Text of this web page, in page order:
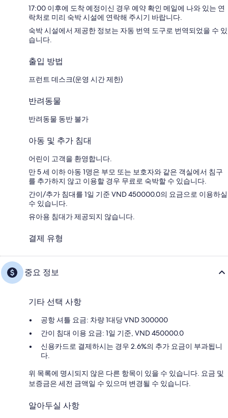
17:00 이후에 도착 예정이신 경우 예약 확인 메일에 나와 있는 연
락처로 미리 숙박 시설에 연락해 주시기 바랍니다.
숙박 시설에서 제공한 정보는 자동 번역 도구로 번역되었을 수 있
습니다.
출입 방법
프런트 데스크(운영 시간 제한)
반려동물
반려동물 동반 불가
아동 및 추가 침대
어린이 고객을 환영합니다.
만 5 세 이하 아동 1명은 부모 또는 보호자와 같은 객실에서 침구
를 추가하지 않고 이용할 경우 무료로 숙박할 수 있습니다.
간이/추가 침대를 1일 기준 VND 450000.0의 요금으로 이용하실
수 있습니다.
유아용 침대가 제공되지 않습니다.
결제 유형
중요 정보
기타 선택 사항
공항 셔틀 요금: 차량 1대당 VND 300000
간이 침대 이용 요금: 1일 기준, VND 450000.0
신용카드로 결제하시는 경우 2.6%의 추가 요금이 부과됩니
다.
위 목록에 명시되지 않은 다른 항목이 있을 수 있습니다. 요금 및
보증금은 세전 금액일 수 있으며 변경될 수 있습니다.
알아두실 사항